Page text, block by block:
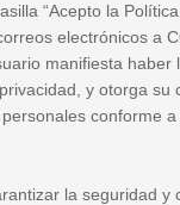
“Acepto la
electrónicos a
manifiesta haber
y otorga su
conforme
la seguridad y